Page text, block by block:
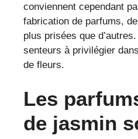
conviennent cependant
fabrication de parfums,
plus prisées que
senteurs à privilégier
de fleurs.
Les
de jasmin